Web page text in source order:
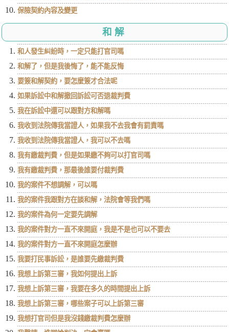
保險契約內容及變更
和解
和人發生糾紛時，一定只能打官司嗎
和解了，但是我後悔了，能不能反悔
要簽和解契約，要怎麼簽才合法呢
如果訴訟中和解撤回訴訟可否退裁判費
我在訴訟中還可以跟對方和解嗎
我收到法院傳我當證人，如果我不去我會有罰責嗎
我收到法院傳我當證人，我可以不去嗎
我有繳裁判費，但是如果繳不夠可以打官司嗎
我有繳裁判費，那最後誰要付裁判費
我的案件不想調解，可以嗎
我的案件我跟對方在談和解，法院會等我們嗎
我的案件為何一定要先調解
我的案件對方一直不來開庭，我是不是也可以不要去
我的案件對方一直不來開庭怎麼辦
我要打民事訴訟，是誰要先繳裁判費
我想上訴第三審，我如何提出上訴
我想上訴第三審，我要在多久的時間提出上訴
我想上訴第三審，哪些案子可以上訴第三審
我想打官司但是我沒錢繳裁判費怎麼辦